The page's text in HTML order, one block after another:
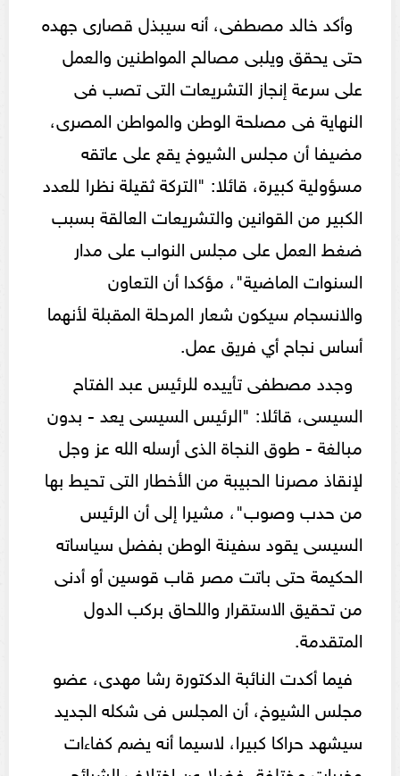
وأكد خالد مصطفى، أنه سيبذل قصارى جهده
حتى يحقق ويلبى مصالح المواطنين والعمل
على سرعة إنجاز التشريعات التى تصب فى
النهاية فى مصلحة الوطن والمواطن المصرى،
مضيفا أن مجلس الشيوخ يقع على عاتقه
مسؤولية كبيرة، قائلا: "التركة ثقيلة نظرا للعدد
الكبير من القوانين والتشريعات العالقة بسبب
ضغط العمل على مجلس النواب على مدار
السنوات الماضية"، مؤكدا أن التعاون
والانسجام سيكون شعار المرحلة المقبلة لأنهما
أساس نجاح أي فريق عمل.
وجدد مصطفى تأييده للرئيس عبد الفتاح
السيسى، قائلا: "الرئيس السيسى يعد - بدون
مبالغة - طوق النجاة الذى أرسله الله عز وجل
لإنقاذ مصرنا الحبيبة من الأخطار التى تحيط بها
من حدب وصوب"، مشيرا إلى أن الرئيس
السيسى يقود سفينة الوطن بفضل سياساته
الحكيمة حتى باتت مصر قاب قوسين أو أدنى
من تحقيق الاستقرار واللحاق بركب الدول
المتقدمة.
فيما أكدت النائبة الدكتورة رشا مهدى، عضو
مجلس الشيوخ، أن المجلس فى شكله الجديد
سيشهد حراكا كبيرا، لاسيما أنه يضم كفاءات